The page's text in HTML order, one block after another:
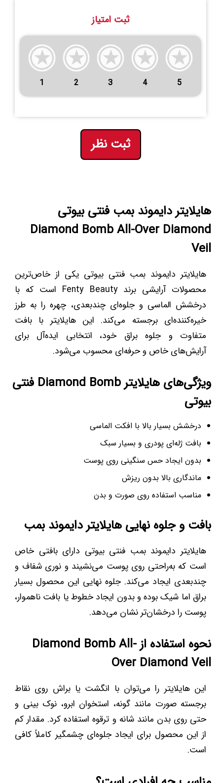
ثبت امتیاز
1 2 3 4 5
ثبت نظر
هایلایتر دایموند بمب فنتی بیوتی
Diamond Bomb All-Over Diamond
Veil
هایلایتر دایموند بمب فنتی بیوتی یکی از خاص‌ترین
محصولات آرایشی برند Fenty Beauty است که با
درخشش الماسی و جلوه‌ای چندبعدی، چهره را به طرز
خیره‌کننده‌ای برجسته می‌کند. این هایلایتر با بافت
متفاوت و جلوه براق خود، انتخابی ایده‌آل برای
آرایش‌های خاص و حرفه‌ای محسوب می‌شود.
ویژگی‌های هایلایتر Diamond Bomb فنتی
بیوتی
درخشش بسیار بالا با افکت الماسی
بافت ژله‌ای پودری و بسیار سبک
بدون ایجاد حس سنگینی روی پوست
ماندگاری بالا بدون ریزش
مناسب استفاده روی صورت و بدن
بافت و جلوه نهایی هایلایتر دایموند بمب
هایلایتر دایموند بمب فنتی بیوتی دارای بافتی خاص
است که به‌راحتی روی پوست می‌نشیند و نوری شفاف و
چندبعدی ایجاد می‌کند. جلوه نهایی این محصول بسیار
براق اما شیک بوده و بدون ایجاد خطوط یا بافت ناهموار،
پوست را درخشان‌تر نشان می‌دهد.
نحوه استفاده از Diamond Bomb All-
Over Diamond Veil
این هایلایتر را می‌توان با انگشت یا براش روی نقاط
برجسته صورت مانند گونه، استخوان ابرو، نوک بینی و
حتی روی بدن مانند شانه و ترقوه استفاده کرد. مقدار کم
از این محصول برای ایجاد جلوه‌ای چشمگیر کاملاً کافی
است.